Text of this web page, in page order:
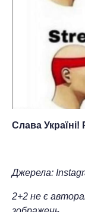
Слава
Джерела:
2+2 не є